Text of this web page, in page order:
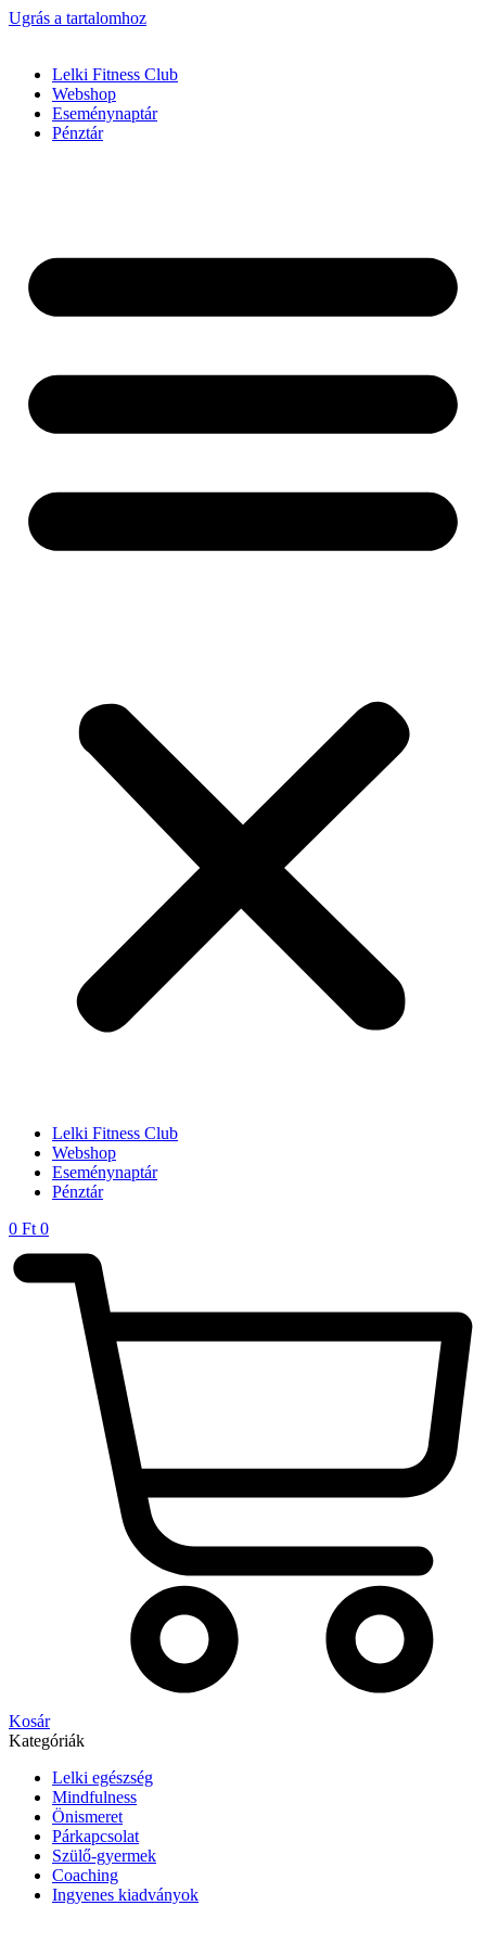
Ugrás a tartalomhoz
Lelki Fitness Club
Webshop
Eseménynaptár
Pénztár
Lelki Fitness Club
Webshop
Eseménynaptár
Pénztár
0 Ft 0
Kosár
Kategóriák
Lelki egészség
Mindfulness
Önismeret
Párkapcsolat
Szülő-gyermek
Coaching
Ingyenes kiadványok